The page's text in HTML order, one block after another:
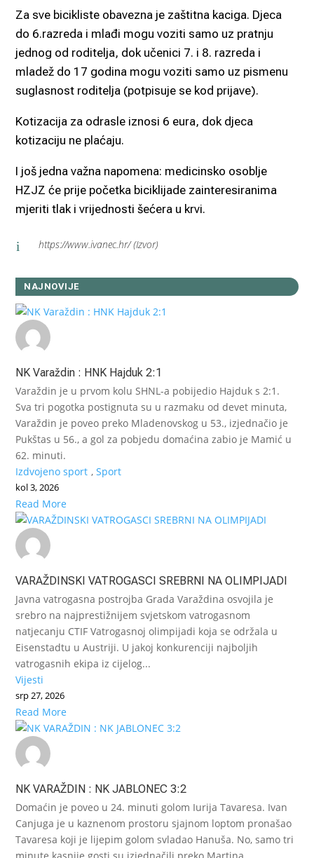
Za sve bicikliste obavezna je zaštitna kaciga. Djeca
do 6.razreda i mlađi mogu voziti samo uz pratnju
jednog od roditelja, dok učenici 7. i 8. razreda i
mladež do 17 godina mogu voziti samo uz pismenu
suglasnost roditelja (potpisuje se kod prijave).
Kotizacija za odrasle iznosi 6 eura, dok djeca
kotizaciju ne plaćaju.​
I još jedna važna napomena: medicinsko osoblje
HZJZ će prije početka biciklijade zainteresiranima
mjeriti tlak i vrijednosti šećera u krvi.
i https://www.ivanec.hr/ (Izvor)
NAJNOVIJE
NK Varaždin : HNK Hajduk 2:1
Varaždin je u prvom kolu SHNL-a pobijedio Hajduk s 2:1.
Sva tri pogotka postignuta su u razmaku od devet minuta,
Varaždin je poveo preko Mladenovskog u 53., izjednačio je
Pukštas u 56., a gol za pobjedu domaćina zabio je Mamić u
62. minuti.
Izdvojeno sport ,Sport
kol 3, 2026
Read More
VARAŽDINSKI VATROGASCI SREBRNI NA OLIMPIJADI
Javna vatrogasna postrojba Grada Varaždina osvojila je
srebro na najprestižnijem svjetskom vatrogasnom
natjecanju CTIF Vatrogasnoj olimpijadi koja se održala u
Eisenstadtu u Austriji. U jakoj konkurenciji najboljih
vatrogasnih ekipa iz cijelog...
Vijesti
srp 27, 2026
Read More
NK VARAŽDIN : NK JABLONEC 3:2
Domaćin je poveo u 24. minuti golom Iurija Tavaresa. Ivan
Canjuga je u kaznenom prostoru sjajnom loptom pronašao
Tavaresa koji je lijepim golom svladao Hanuša. No, samo tri